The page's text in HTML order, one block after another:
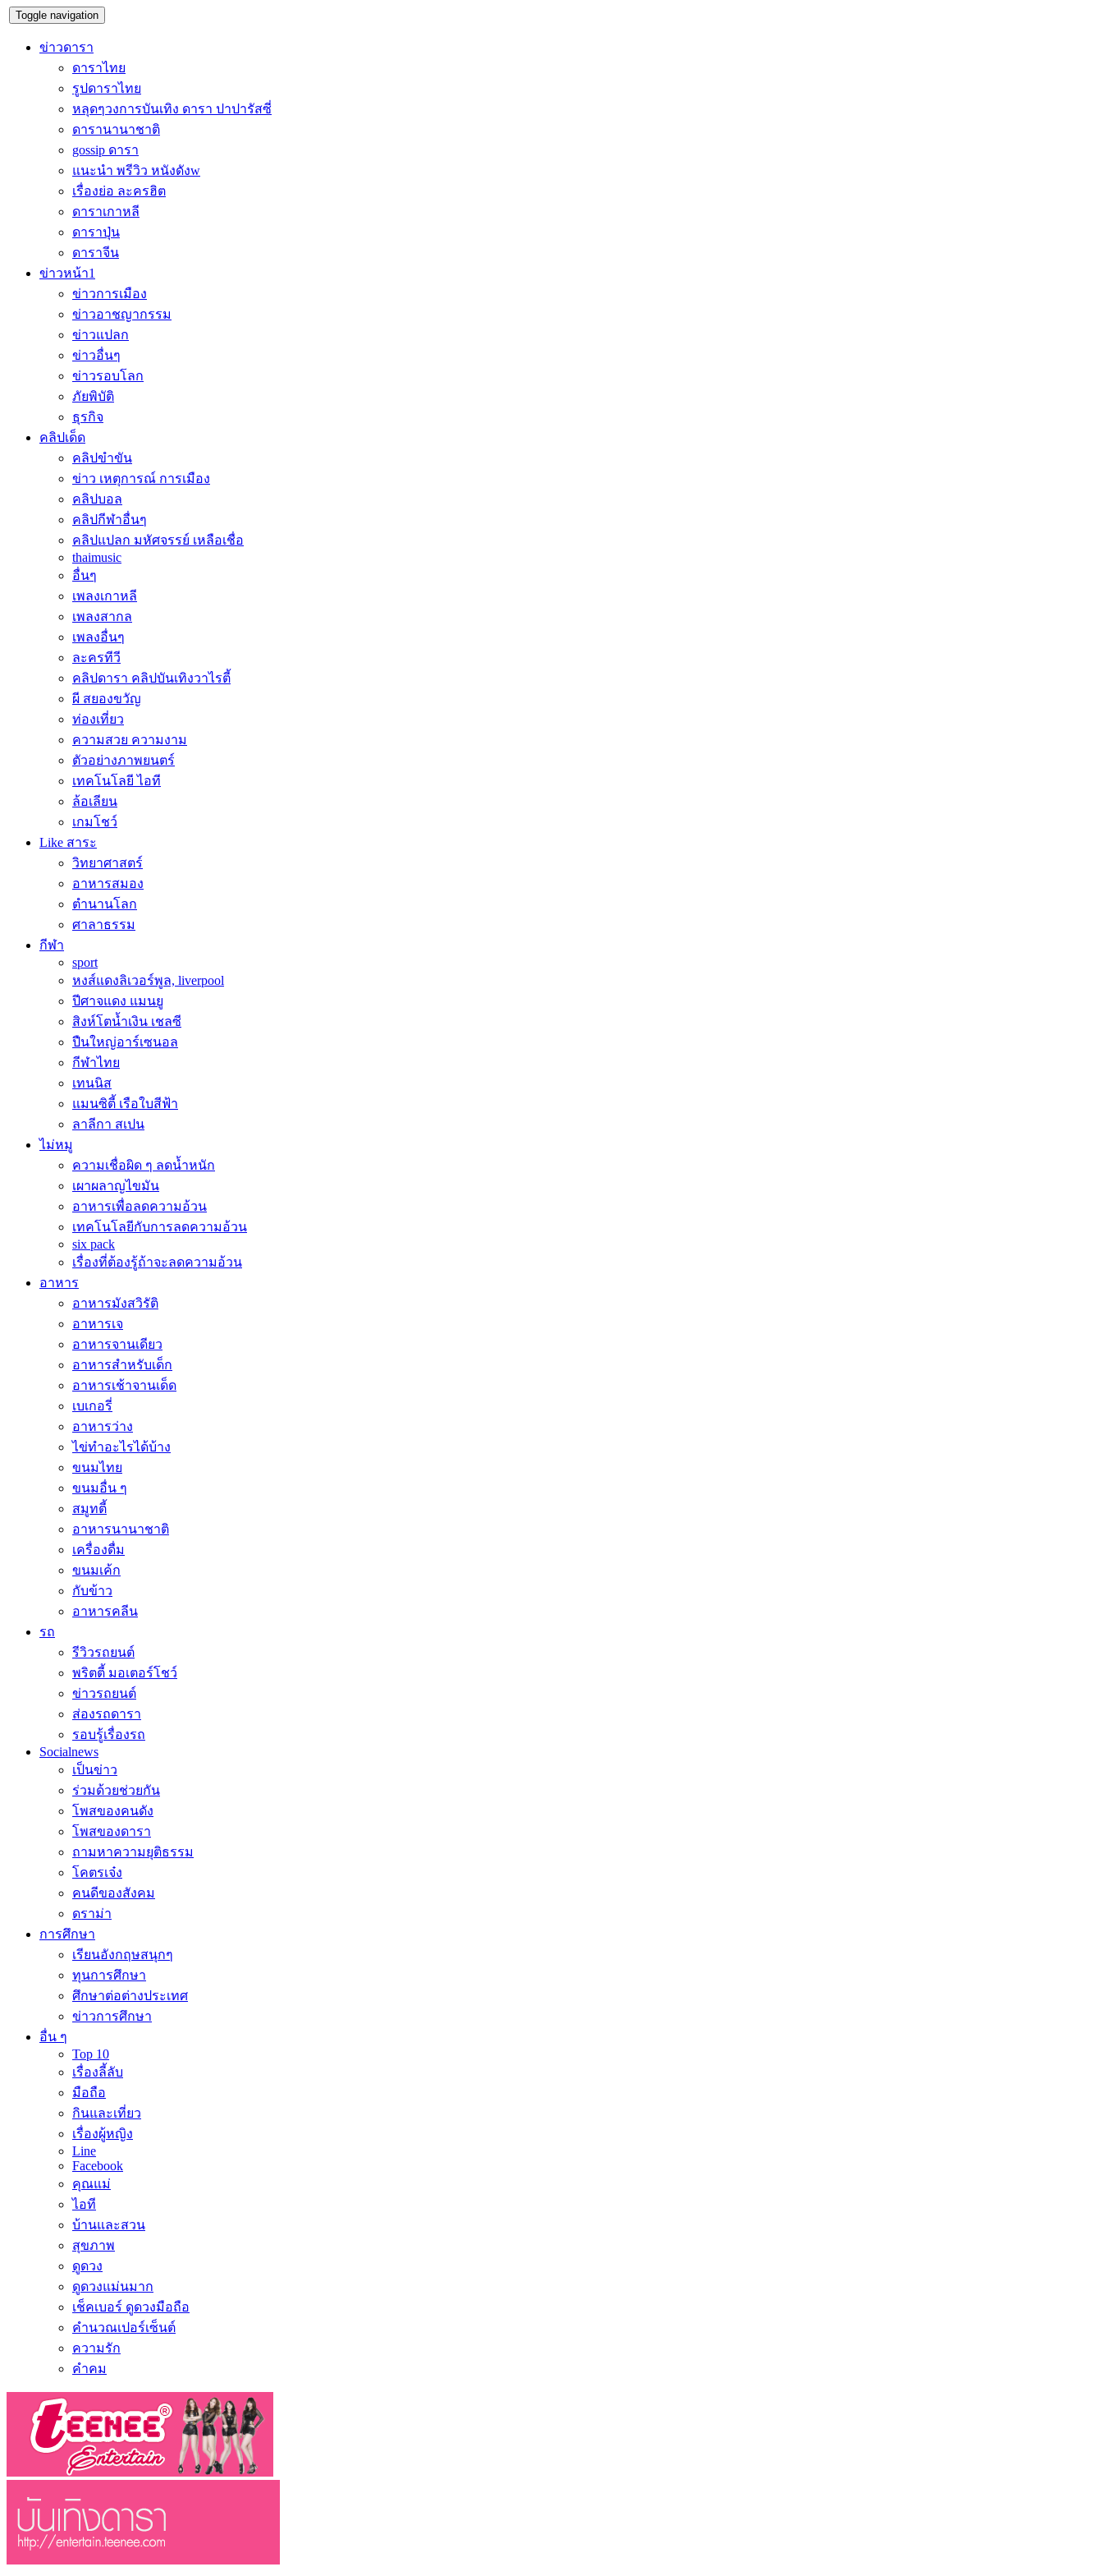
Toggle navigation
ข่าวดารา
ดาราไทย
รูปดาราไทย
หลุดๆวงการบันเทิง ดารา ปาปารัสซี่
ดารานานาชาติ
gossip ดารา
แนะนำ พรีวิว หนังดังw
เรื่องย่อ ละครฮิต
ดาราเกาหลี
ดาราปุ่น
ดาราจีน
ข่าวหน้า1
ข่าวการเมือง
ข่าวอาชญากรรม
ข่าวแปลก
ข่าวอื่นๆ
ข่าวรอบโลก
ภัยพิบัติ
ธุรกิจ
คลิปเด็ด
คลิปขำขัน
ข่าว เหตุการณ์ การเมือง
คลิปบอล
คลิปกีฬาอื่นๆ
คลิปแปลก มหัศจรรย์ เหลือเชื่อ
thaimusic
อื่นๆ
เพลงเกาหลี
เพลงสากล
เพลงอื่นๆ
ละครทีวี
คลิปดารา คลิปบันเทิงวาไรตี้
ผี สยองขวัญ
ท่องเที่ยว
ความสวย ความงาม
ตัวอย่างภาพยนตร์
เทคโนโลยี ไอที
ล้อเลียน
เกมโชว์
Like สาระ
วิทยาศาสตร์
อาหารสมอง
ตำนานโลก
ศาลาธรรม
กีฬา
sport
หงส์แดงลิเวอร์พูล, liverpool
ปีศาจแดง แมนยู
สิงห์โตน้ำเงิน เชลซี
ปืนใหญ่อาร์เซนอล
กีฬาไทย
เทนนิส
แมนซิตี้ เรือใบสีฟ้า
ลาลีกา สเปน
ไม่หมู
ความเชื่อผิด ๆ ลดน้ำหนัก
เผาผลาญไขมัน
อาหารเพื่อลดความอ้วน
เทคโนโลยีกับการลดความอ้วน
six pack
เรื่องที่ต้องรู้ถ้าจะลดความอ้วน
อาหาร
อาหารมังสวิรัติ
อาหารเจ
อาหารจานเดียว
อาหารสำหรับเด็ก
อาหารเช้าจานเด็ด
เบเกอรี่
อาหารว่าง
ไข่ทำอะไรได้บ้าง
ขนมไทย
ขนมอื่น ๆ
สมูทตี้
อาหารนานาชาติ
เครื่องดื่ม
ขนมเค้ก
กับข้าว
อาหารคลีน
รถ
รีวิวรถยนต์
พริตตี้ มอเตอร์โชว์
ข่าวรถยนต์
ส่องรถดารา
รอบรู้เรื่องรถ
Socialnews
เป็นข่าว
ร่วมด้วยช่วยกัน
โพสของคนดัง
โพสของดารา
ถามหาความยุติธรรม
โคตรเจ๋ง
คนดีของสังคม
ดราม่า
การศึกษา
เรียนอังกฤษสนุกๆ
ทุนการศึกษา
ศึกษาต่อต่างประเทศ
ข่าวการศึกษา
อื่น ๆ
Top 10
เรื่องลี้ลับ
มือถือ
กินและเที่ยว
เรื่องผู้หญิง
Line
Facebook
คุณแม่
ไอที
บ้านและสวน
สุขภาพ
ดูดวง
ดูดวงแม่นมาก
เช็คเบอร์ ดูดวงมือถือ
คำนวณเปอร์เซ็นต์
ความรัก
คำคม